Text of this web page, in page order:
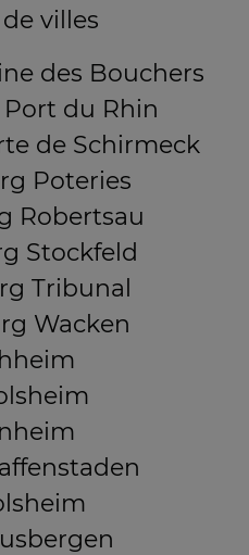
villes
des Bouchers
du Rhin
de Schirmeck
Poteries
Robertsau
Stockfeld
Tribunal
Wacken